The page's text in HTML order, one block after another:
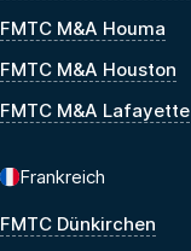
FMTC M&A Houma
FMTC M&A Houston
FMTC M&A Lafayette
Frankreich
FMTC Dünkirchen